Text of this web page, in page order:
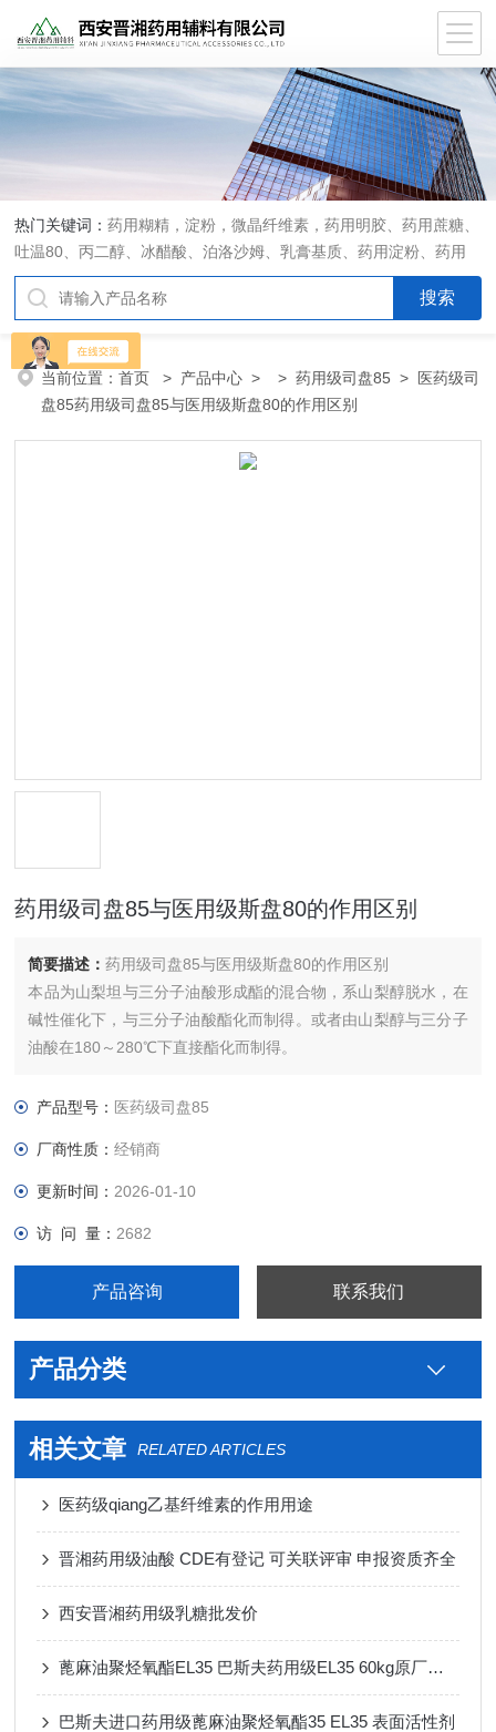
热门关键词：药用糊精，淀粉，微晶纤维素，药用明胶、药用蔗糖、
吐温80、丙二醇、冰醋酸、泊洛沙姆、乳膏基质、药用淀粉、药用
糊精、硬脂酸镁、聚丙烯酸树脂系列、羧甲基淀粉钠、羧甲基纤维素
钠、可溶性淀粉、甘露醇、羟丙纤维素、羟丙基甲基纤维素、乳糖、
交联聚维酮、交联羧甲基纤维素钠、聚乙二醇（PEG）系列、二氧化
硅、聚乙烯吡咯烷酮、十八醇、十六醇、预交化淀粉、微晶纤维素、
甲基纤维素、乙基纤维素，三氯蔗糖，麝香草酚，药用蜂蜜，
当前位置：首页 > 产品中心 > >药用级司盘85 > 医药级司
盘85药用级司盘85与医用级斯盘80的作用区别
药用级司盘85与医用级斯盘80的作用区别
简要描述：药用级司盘85与医用级斯盘80的作用区别
本品为山梨坦与三分子油酸形成酯的混合物，系山梨醇脱水，在
碱性催化下，与三分子油酸酯化而制得。或者由山梨醇与三分子
油酸在180～280℃下直接酯化而制得。
本品在乙醇中微溶，在水中不溶。
产品型号： 医药级司盘85
厂商性质：经销商
更新时间： 2026-01-10
访 问 量： 2682
产品咨询 联系我们
产品分类
相关文章 RELATED ARTICLES
医药级qiang乙基纤维素的作用用途
晋湘药用级油酸 CDE有登记 可关联评审 申报资质齐全
西安晋湘药用级乳糖批发价
蓖麻油聚烃氧酯EL35 巴斯夫药用级EL35 60kg原厂包装
巴斯夫进口药用级蓖麻油聚烃氧酯35 EL35 表面活性剂